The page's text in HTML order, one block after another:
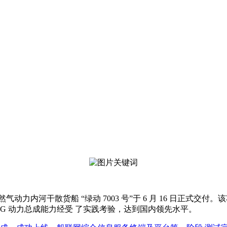
动力内河干散货船 “绿动 7003 号”于 6 月 16 日正式交付。
力总成能力经受 了实践考验，达到国内领先水平。